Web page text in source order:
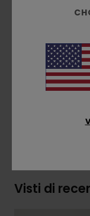
Tasche a
Etichetta a
Composizione
poliestere
Visti di